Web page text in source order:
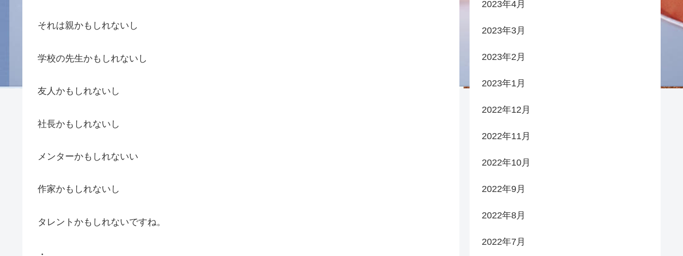
それは親かもしれないし
学校の先生かもしれないし
友人かもしれないし
社長かもしれないし
メンターかもしれないい
作家かもしれないし
タレントかもしれないですね。
2023年4月
2023年3月
2023年2月
2023年1月
2022年12月
2022年11月
2022年10月
2022年9月
2022年8月
2022年7月